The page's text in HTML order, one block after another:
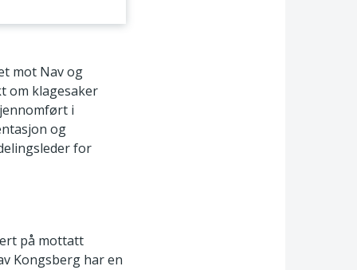
mot Nav og
om klagesaker
i
og
for
på mottatt
Kongsberg har en